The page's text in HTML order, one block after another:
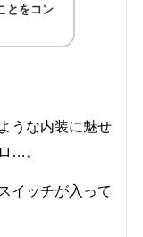
とをコン
うな内装に魅せ
…。
イッチが入って